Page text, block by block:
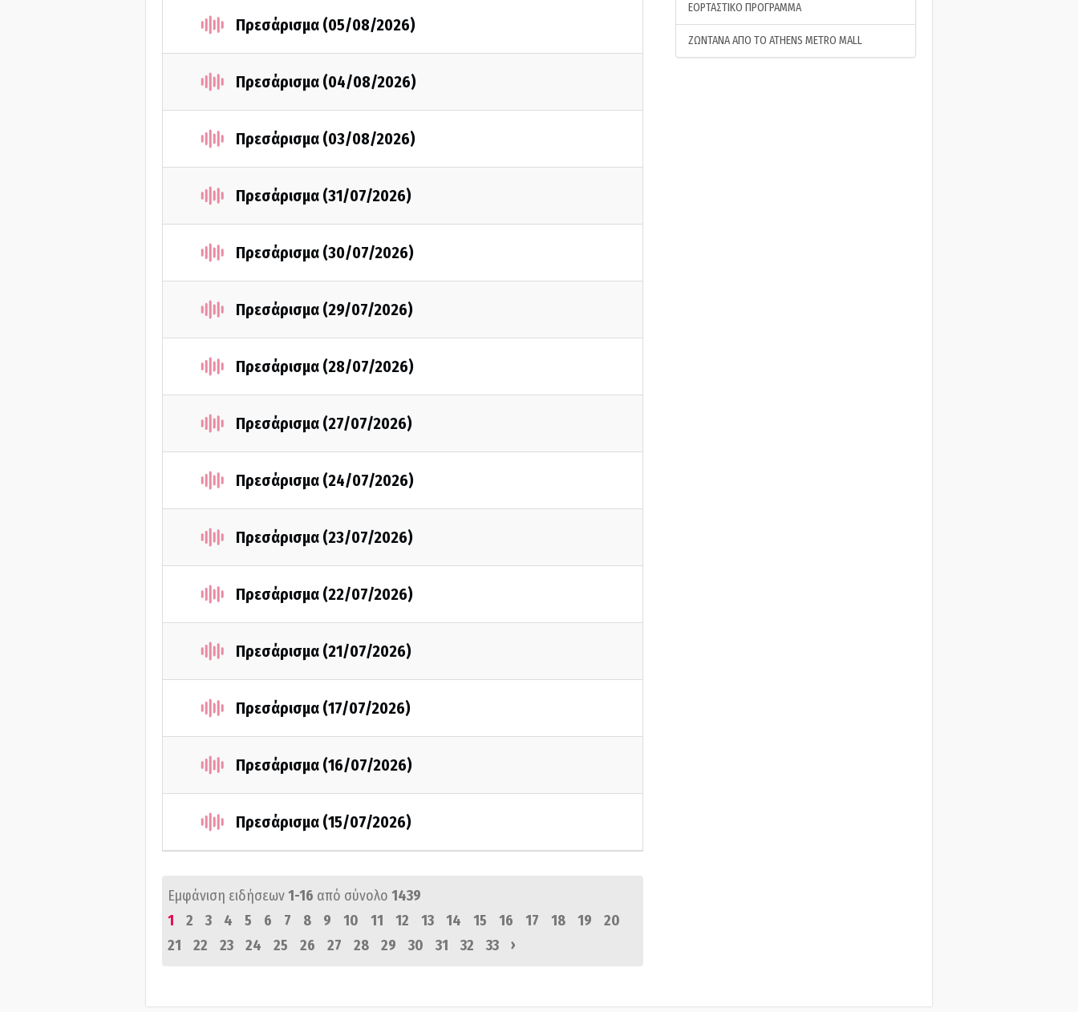
Πρεσάρισμα (05/08/2026)
Πρεσάρισμα (04/08/2026)
Πρεσάρισμα (03/08/2026)
Πρεσάρισμα (31/07/2026)
Πρεσάρισμα (30/07/2026)
Πρεσάρισμα (29/07/2026)
Πρεσάρισμα (28/07/2026)
Πρεσάρισμα (27/07/2026)
Πρεσάρισμα (24/07/2026)
Πρεσάρισμα (23/07/2026)
Πρεσάρισμα (22/07/2026)
Πρεσάρισμα (21/07/2026)
Πρεσάρισμα (17/07/2026)
Πρεσάρισμα (16/07/2026)
Πρεσάρισμα (15/07/2026)
Εμφάνιση ειδήσεων1-16 από σύνολο 1439
1
2 3 4 5 6 7 8 9 10 11 12 13 14 15 16 17 18 19
20
21
22 23 24 25 26 27 28 29 30 31 32 33 ›
ΕΟΡΤΑΣΤΙΚΟ ΠΡΟΓΡΑΜΜΑ
ΖΩΝΤΑΝΑ ΑΠΟ ΤΟ ATHENS METRO MALL